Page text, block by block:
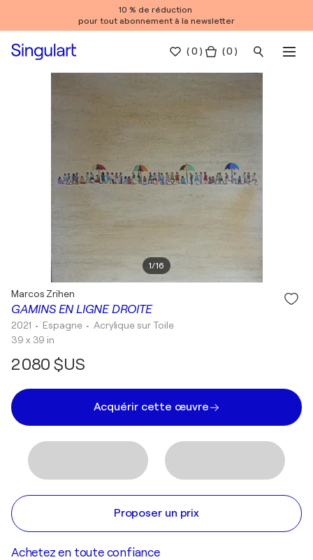
10 % de réduction
pour tout abonnement à la newsletter
(0 ) ( 0 )
1/16
GAMINS EN LIGNE DROITE
Marcos Zrihen
2021 • Espagne • Acrylique sur Toile
39 x 39 in
2 080 $US
Acquérir cette œuvre
Proposer un prix
Achetez en toute confiance